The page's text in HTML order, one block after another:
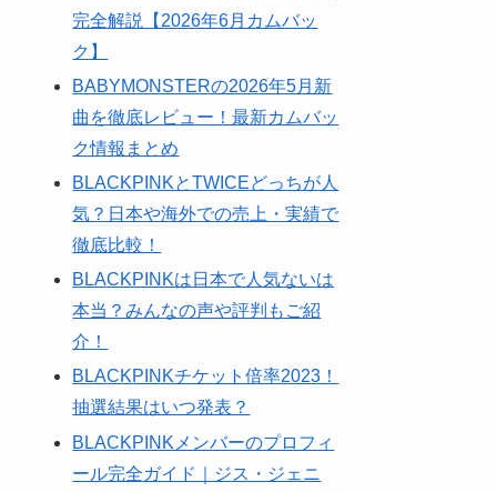
完全解説【2026年6月カムバッ
ク】
BABYMONSTERの2026年5月新
曲を徹底レビュー！最新カムバッ
ク情報まとめ
BLACKPINKとTWICEどっちが人
気？日本や海外での売上・実績で
徹底比較！
BLACKPINKは日本で人気ないは
本当？みんなの声や評判もご紹
介！
BLACKPINKチケット倍率2023！
抽選結果はいつ発表？
BLACKPINKメンバーのプロフィ
ール完全ガイド｜ジス・ジェニ